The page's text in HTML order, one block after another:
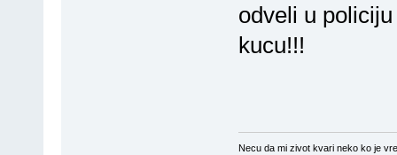
odveli u
kucu!!!
Necu da mi zivot kvari neko ko je